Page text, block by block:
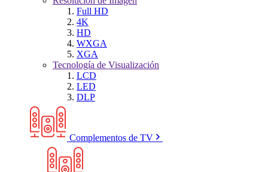
Full HD
4K
HD
WXGA
XGA
Tecnología de Visualización
LCD
LED
DLP
Complementos de TV